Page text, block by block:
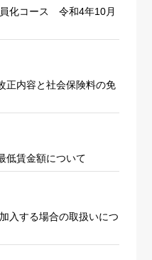
化コース 令和4年10月
正内容と社会保険料の免
低賃金額について
入する場合の取扱いにつ